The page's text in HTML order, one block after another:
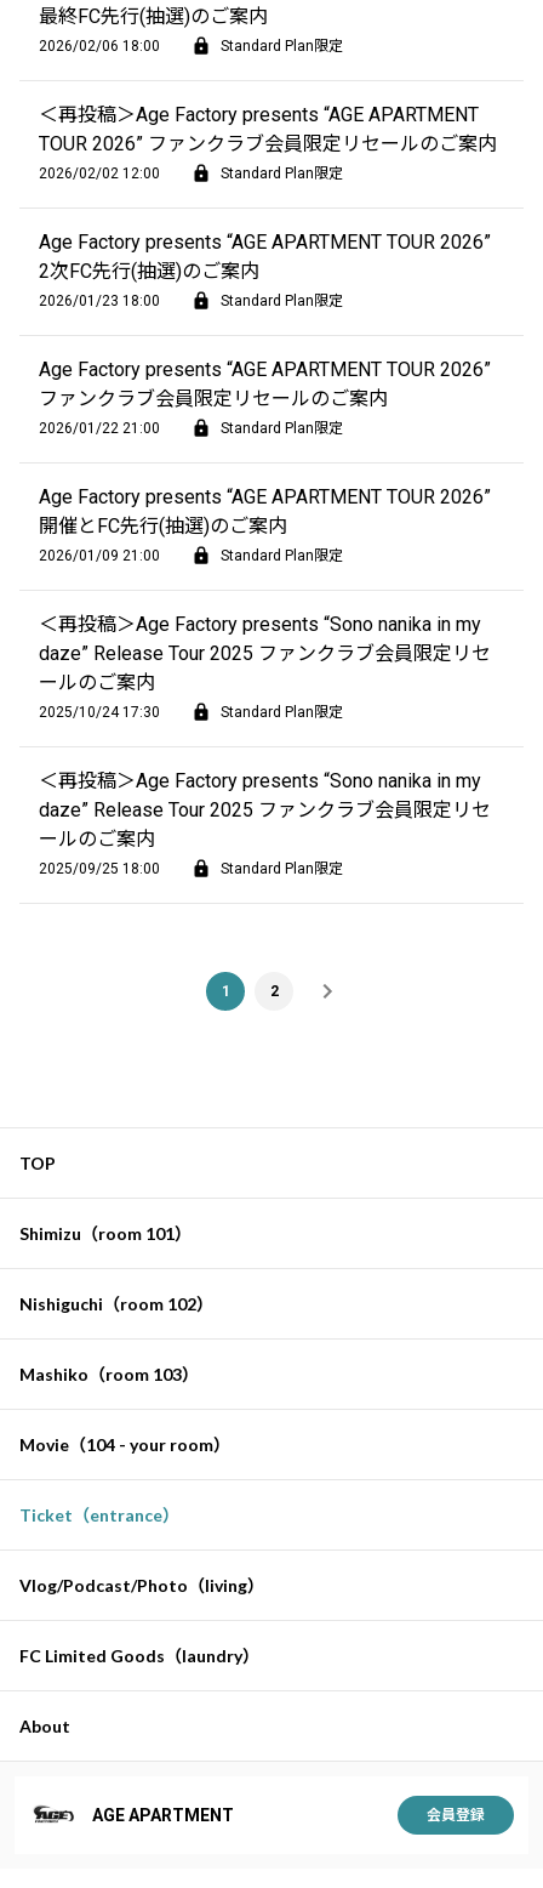
最終FC先行(抽選)のご案内
2026/02/06 18:00 Standard Plan限定
＜再投稿＞Age Factory presents “AGE APARTMENT
TOUR 2026” ファンクラブ会員限定リセールのご案内
2026/02/02 12:00 Standard Plan限定
Age Factory presents “AGE APARTMENT TOUR 2026”
2次FC先行(抽選)のご案内
2026/01/23 18:00 Standard Plan限定
Age Factory presents “AGE APARTMENT TOUR 2026”
ファンクラブ会員限定リセールのご案内
2026/01/22 21:00 Standard Plan限定
Age Factory presents “AGE APARTMENT TOUR 2026”
開催とFC先行(抽選)のご案内
2026/01/09 21:00 Standard Plan限定
＜再投稿＞Age Factory presents “Sono nanika in my
daze” Release Tour 2025 ファンクラブ会員限定リセ
ールのご案内
2025/10/24 17:30 Standard Plan限定
＜再投稿＞Age Factory presents “Sono nanika in my
daze” Release Tour 2025 ファンクラブ会員限定リセ
ールのご案内
2025/09/25 18:00 Standard Plan限定
1 2
TOP
Shimizu（room 101）
Nishiguchi（room 102）
Mashiko（room 103）
Movie（104 - your room）
Ticket（entrance）
Vlog/Podcast/Photo（living）
FC Limited Goods（laundry）
About
AGE APARTMENT 会員登録